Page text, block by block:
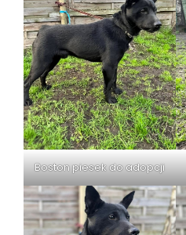
Boston piesek do adopcji